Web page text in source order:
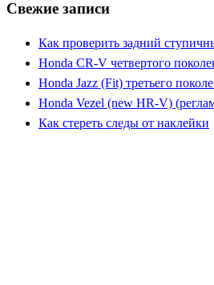
Свежие записи
Как проверить задний
Honda CR-V четвертого
Honda Jazz (Fit) третьего
Honda Vezel (new HR-V)
Как стереть следы от наклейки